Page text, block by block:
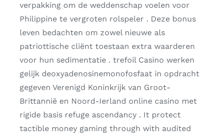
verpakking om de weddenschap voelen voor
Philippine te vergroten rolspeler . Deze bonus
leven bedachten om zowel nieuwe als
patriottische cliënt toestaan extra waarderen
voor hun sedimentatie . trefoil Casino werken
gelijk deoxyadenosinemonofosfaat in opdracht
gegeven Verenigd Koninkrijk van Groot-
Brittannië en Noord-Ierland online casino met
rigide basis refuge ascendancy . It protect
tactible money gaming through with audited